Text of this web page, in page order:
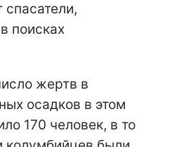
спасатели,
поисках
жертв в
осадков в этом
170 человек, в то